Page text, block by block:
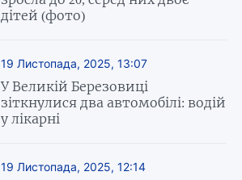
дітей (фото)
19 Листопада, 2025, 13:07
У Великій Березовиці
зіткнулися два автомобілі: водій
у лікарні
19 Листопада, 2025, 12:14